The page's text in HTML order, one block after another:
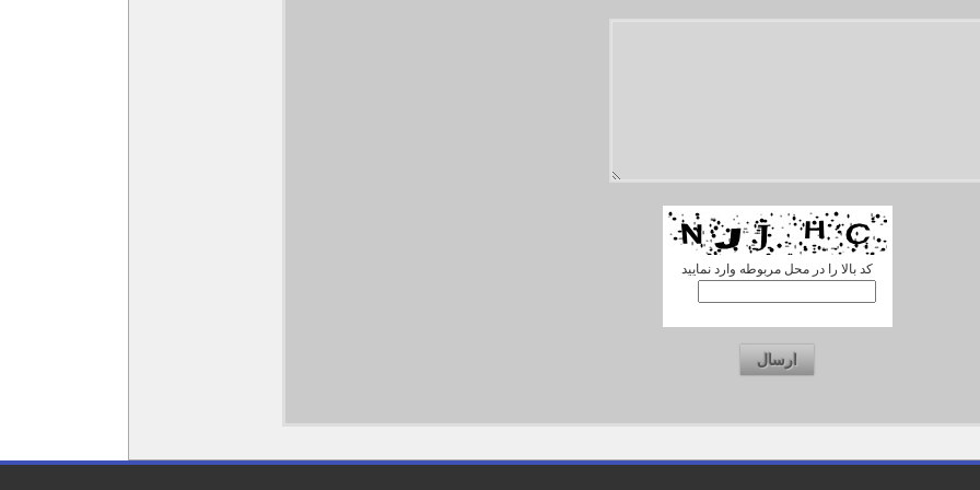
کد بالا را در محل مربوطه وارد نمایید
ارسال